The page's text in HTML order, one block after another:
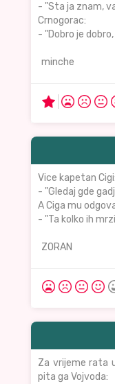
- "Sta ja znam,
Crnogorac:
- "Dobro je
minche
Vice kapetan Cigi:
- "Gledaj gde
A Ciga mu
- "Ta kolko ih
ZORAN
Za vrijeme rata
pita ga Vojvoda: